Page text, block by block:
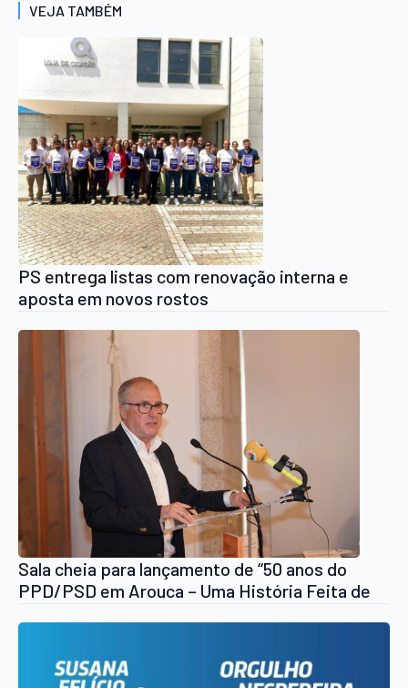
VEJA TAMBÉM
PS entrega listas com renovação interna e
aposta em novos rostos
Sala cheia para lançamento de “50 anos do
PPD/PSD em Arouca – Uma História Feita de